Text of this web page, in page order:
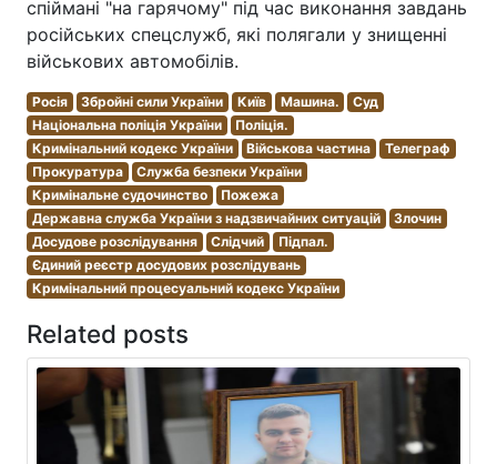
спіймані "на гарячому" під час виконання завдань
російських спецслужб, які полягали у знищенні
військових автомобілів.
Росія Збройні сили України Київ Машина.
Суд
Національна поліція України
Поліція.
Кримінальний кодекс України
Військова частина
Телеграф
Прокуратура
Служба безпеки України
Кримінальне судочинство
Пожежа
Державна служба України з надзвичайних ситуацій
Злочин
Досудове розслідування
Слідчий
Підпал.
Єдиний реєстр досудових розслідувань
Кримінальний процесуальний кодекс України
Related posts